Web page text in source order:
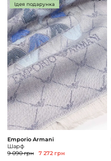
Ідея подарунка
Emporio Armani
Шарф
9 090 грн
7 272 грн